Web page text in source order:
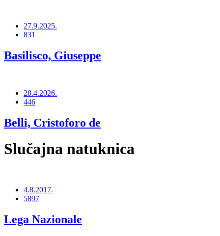
27.9.2025.
831
Basilisco, Giuseppe
28.4.2026.
446
Belli, Cristoforo de
Slučajna natuknica
4.8.2017.
5897
Lega Nazionale